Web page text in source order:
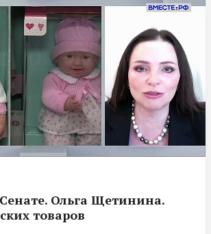
Ольга Щетинина.
товаров